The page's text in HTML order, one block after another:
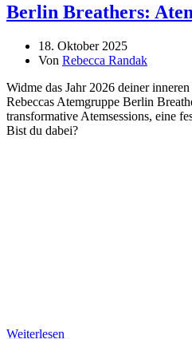
Berlin Breathers:
18. Oktober 2025
Von Rebecca Randak
Widme das Jahr 2026 deiner
Rebeccas Atemgruppe Berlin
transformative Atemsessions, eine
Bist du dabei?
Weiterlesen